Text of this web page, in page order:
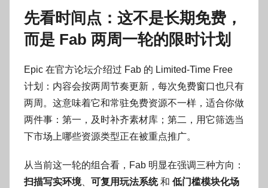
先看时间点：这不是长期免费，
而是 Fab 两周一轮的限时计划
Epic 在官方论坛介绍过 Fab 的 Limited-Time Free
计划：内容会按两周节奏更新，每次免费窗口也只有
两周。这意味着它和常驻免费资源不一样，适合你做
两件事：第一，及时补齐素材库；第二，用它筛选当
下市场上哪些资源类型正在被重点推广。
从当前这一轮的组合看，Fab 明显在强调三种方向：
扫描写实环境、 可复用玩法系统和 低门槛模块化场